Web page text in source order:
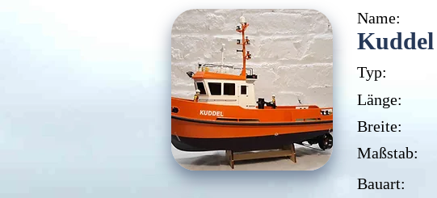
Name:
Kuddel
Typ:
Länge:
Breite:
Maßstab:
Bauart: